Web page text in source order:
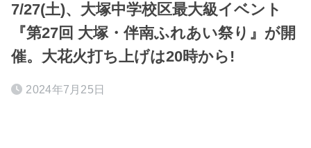
7/27(土)、大塚中学校区最大級イベント
『第27回 大塚・伴南ふれあい祭り』が開
催。大花火打ち上げは20時から!
2024年7月25日